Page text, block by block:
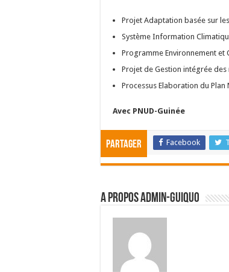
Projet Adaptation basée sur
Système Information
Programme Environnement et
Projet de Gestion intégrée
Processus Elaboration du Plan
Avec PNUD-Guinée
Partager Facebook
A propos admin-guiquo